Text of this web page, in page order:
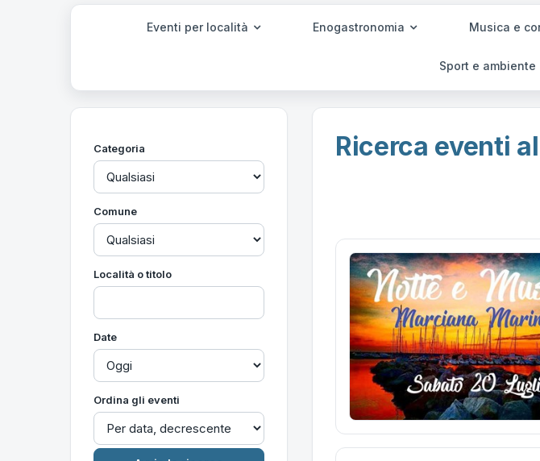
Eventi per località Enogastronomia Musica e
Sport e ambiente
Categoria
Comune
Località o titolo
Date
Ordina gli eventi
Ricerca eventi